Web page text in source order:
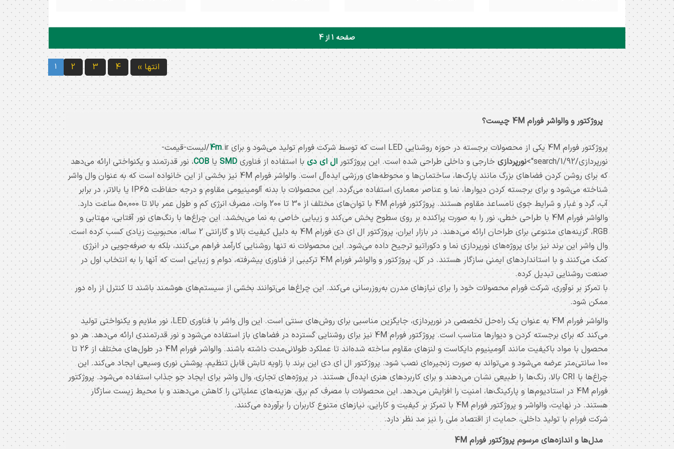
پرژکتور 50 وات SMD ( امگا ) 4M توان
رنگ نور : آفتابی و مهتابی و نچرال ( طبیعی )
درجه حفاظت : IP65 شارنوری : 4900
لومن ابعاد : 16 * 24 سانتیمتر ضمانت :
24 ماه
پرژکتور 100 وات SMD ( امگا ) 4M توان
مصرفی : 100 وات رنگ بدنه : مشکی
رنگ نور : آفتابی و مهتابی و نچرال ( طبیعی )
درجه حفاظت : IP65 شارنوری : 8000
لومن ابعاد : 19 * 28 سانتیمتر ضمانت
: 24 ماه
پرژکتور 150 وات SMD ( امگا ) 4M توان
رنگ نور : آفتابی و مهتابی و نچرال ( طبیعی )
درجه حفاظت : IP65 شارنوری : 13500
لومن ابعاد : 25 * 38 سانتیمتر ضمانت :
24 ماه
پرژکتور آویز کارگاهی 100 وات 4M توان
رنگ نور : مهتابی و نچرال ( طبیعی )
شارنوری : 10000 لومن زاویه تابش : 120 درجه
قطر محصول : 26 سانتیمتر ضخامت
چراغ : 3.4 سانتیمتر ضمانت : 24 ماه
صفحه 1 از 4
1 2 3 4 انتها ››
پروژکتور و والواشر فورام 4M چیست؟
پروژکتور فورام 4M یکی از محصولات برجسته در حوزه روشنایی LED است که توسط شرکت فورام تولید می‌شود و برای 4m.ir/لیست-قیمت-
نورپردازی/92/search/1">
نورپردازیخارجی و داخلی طراحی شده است. این پروژکتور ال ای دیبا استفاده از فناوری SMD یا COB، نور قدرتمند و یکنواختی ارائه می‌دهد
که برای روشن کردن فضاهای بزرگ مانند پارک‌ها، ساختمان‌ها و محوطه‌های ورزشی ایده‌آل است. والواشر فورام 4M نیز بخشی از این خانواده است که به عنوان وال واشر
شناخته می‌شود و برای برجسته کردن دیوارها، نما و عناصر معماری استفاده می‌گردد. این محصولات با بدنه آلومینیومی مقاوم و درجه حفاظت IP65 یا بالاتر، در برابر
آب، گرد و غبار و شرایط جوی نامساعد مقاوم هستند. پروژکتور فورام 4M با توان‌های مختلف از 30 تا 200 وات، مصرف انرژی کم و طول عمر بالا تا 50,000 ساعت دارد.
والواشر فورام 4M با طراحی خطی، نور را به صورت پراکنده بر روی سطوح پخش می‌کند و زیبایی خاصی به نما می‌بخشد. این چراغ‌ها با رنگ‌های نور آفتابی، مهتابی و
RGB، گزینه‌های متنوعی برای طراحان ارائه می‌دهند. در بازار ایران، پروژکتور ال ای دی فورام 4M به دلیل کیفیت بالا و گارانتی 2 ساله، محبوبیت زیادی کسب کرده است.
وال واشر این برند نیز برای پروژه‌های نورپردازی نما و دکوراتیو ترجیح داده می‌شود. این محصولات نه تنها روشنایی کارآمد فراهم می‌کنند، بلکه به صرفه‌جویی در انرژی
کمک می‌کنند و با استانداردهای ایمنی سازگار هستند. در کل، پروژکتور و والواشر فورام 4M ترکیبی از فناوری پیشرفته، دوام و زیبایی است که آنها را به انتخاب اول در
صنعت روشنایی تبدیل کرده.
با تمرکز بر نوآوری، شرکت فورام محصولات خود را برای نیازهای مدرن به‌روزرسانی می‌کند. این چراغ‌ها می‌توانند بخشی از سیستم‌های هوشمند باشند تا کنترل از راه دور
ممکن شود.
والواشر فورام 4M به عنوان یک راه‌حل تخصصی در نورپردازی، جایگزین مناسبی برای روش‌های سنتی است. این وال واشر با فناوری LED، نور ملایم و یکنواختی تولید
می‌کند که برای برجسته کردن و دیوارها مناسب است. پروژکتور فورام 4M نیز برای روشنایی گسترده در فضاهای باز استفاده می‌شود و نور قدرتمندی ارائه می‌دهد. هر دو
محصول با مواد باکیفیت مانند آلومینیوم دایکاست و لنزهای مقاوم ساخته شده‌اند تا عملکرد طولانی‌مدت داشته باشند. والواشر فورام 4M در طول‌های مختلف از 26 تا
100 سانتی‌متر عرضه می‌شود و می‌تواند به صورت زنجیره‌ای نصب شود. پروژکتور ال ای دی این برند با زاویه تابش قابل تنظیم، پوشش نوری وسیعی ایجاد می‌کند. این
چراغ‌ها با CRI بالا، رنگ‌ها را طبیعی نشان می‌دهند و برای کاربردهای هنری ایده‌آل هستند. در پروژه‌های تجاری، وال واشر برای ایجاد جو جذاب استفاده می‌شود. پروژکتور
فورام 4M در استادیوم‌ها و پارکینگ‌ها، امنیت را افزایش می‌دهد. این محصولات با مصرف کم برق، هزینه‌های عملیاتی را کاهش می‌دهند و با محیط زیست سازگار
هستند. در نهایت، والواشر و پروژکتور فورام 4M با تمرکز بر کیفیت و کارایی، نیازهای متنوع کاربران را برآورده می‌کنند.
شرکت فورام با تولید داخلی، حمایت از اقتصاد ملی را نیز مد نظر دارد.
مدل‌ها و اندازه‌های مرسوم پروژکتور فورام 4M
برای
دریافت
لیست
وال
واشر
و
پروژکتور4M
فورام
لیست
قیمت
کاتالوگ
خرید
پروژکتور
و
وال
واشر
قیمت
پروژکتور